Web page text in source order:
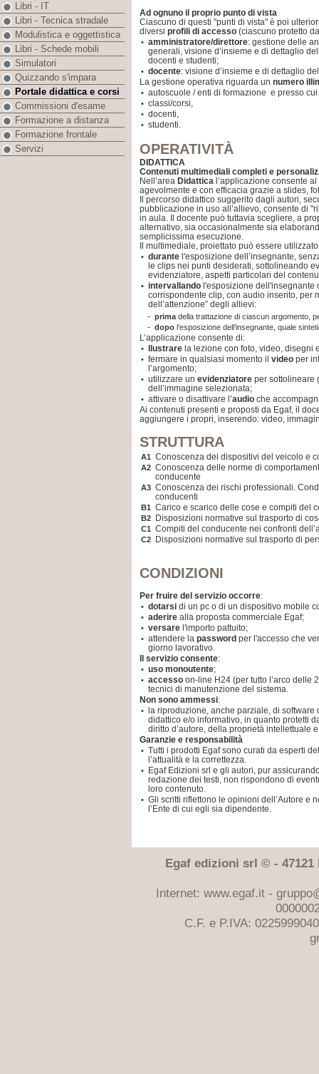
Ad ognuno il proprio punto di vista
Ciascuno di questi "punti di vista" è poi
diversi profili di accesso (ciascuno protetto
• amministratore/direttore: gestione delle
generali, visione d’insieme e di dettaglio
docenti e studenti;
• docente: visione d’insieme e di dettaglio
La gestione operativa riguarda un numero
• autoscuole / enti di formazione e presso
• classi/corsi,
• docenti,
• studenti.
OPERATIVITÀ
DIDATTICA
Contenuti multimediali completi e
Nell’area Didattica l’applicazione consente
agevolmente e con efficacia grazie a slides,
Il percorso didattico suggerito dagli autori,
pubblicazione in uso all’allievo, consente di
in aula. Il docente può tuttavia scegliere, a
alternativo, sia occasionalmente sia
semplicissima esecuzione.
Il multimediale, proiettato può essere
• durante l'esposizione dell’insegnante,
le clips nei punti desiderati, sottolineando
evidenziatore, aspetti particolari del
• intervallando l'esposizione dell'insegnante
corrispondente clip, con audio inserito, per
dell’attenzione” degli allievi:
- prima della trattazione di ciascun argomento,
- dopo l'esposizione dell’insegnante, quale
L’applicazione consente di:
• llustrare la lezione con foto, video, disegni
• fermare in qualsiasi momento il video per
l’argomento;
• utilizzare un evidenziatore per sottolineare
dell’immagine selezionata;
• attivare o disattivare l’audio che
Ai contenuti presenti e proposti da Egaf, il
aggiungere i propri, inserendo: video,
STRUTTURA
A1 Conoscenza dei dispositivi del veicolo e
A2 Conoscenza delle norme di
conducente
A3 Conoscenza dei rischi professionali.
conducenti
B1 Carico e scarico delle cose e compiti del
B2 Disposizioni normative sul trasporto di
C1 Compiti del conducente nei confronti
C2 Disposizioni normative sul trasporto di
CONDIZIONI
Per fruire del servizio occorre:
• dotarsi di un pc o di un dispositivo mobile
• aderire alla proposta commerciale Egaf;
• versare l'importo pattuito;
• attendere la password per l'accesso che
giorno lavorativo.
Il servizio consente:
• uso monoutente;
• accesso on-line H24 (per tutto l’arco delle
tecnici di manutenzione del sistema.
Non sono ammessi:
•
la riproduzione, anche parziale, di
didattico e/o informativo, in quanto protetti
diritto d’autore, della proprietà intellettuale
Garanzie e responsabilità
• Tutti i prodotti Egaf sono curati da esperti
l’attualità e la correttezza.
•
Egaf Edizioni srl e gli autori, pur
redazione dei testi, non rispondono di
loro contenuto.
• Gli scritti riflettono le opinioni dell’Autore e
l’Ente di cui egli sia dipendente.
Egaf edizioni srl © - 47121
Internet: www.egaf.it -
C.F. e P.IVA:
Libri - IT
Libri - Tecnica stradale
Modulistica e oggettistica
Libri - Schede mobili
Simulatori
Quizzando s'impara
Portale didattica e corsi
Commissioni d'esame
Formazione a distanza
Formazione frontale
Servizi